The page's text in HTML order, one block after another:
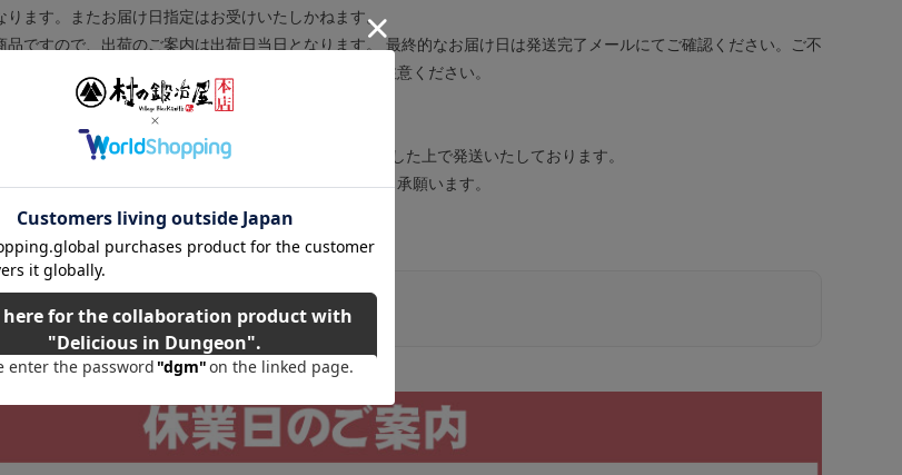
ます。またお届け日指定はお受けいたしかねます。
品ですので、出荷のご案内は出荷日当日となります。 最終的なお届け日は発送完了メールにてご確認ください。ご不
た場合、返品・交換等の対応は出来かねますのでご注意ください。
セル・返品はお受けできませんのでご了承ください。
（適熟）のものを、細心の注意を払って箱詰め、梱包した上で発送いたしております。
微小な傷により、変色する場合がございますのでご了承願います。
いたします